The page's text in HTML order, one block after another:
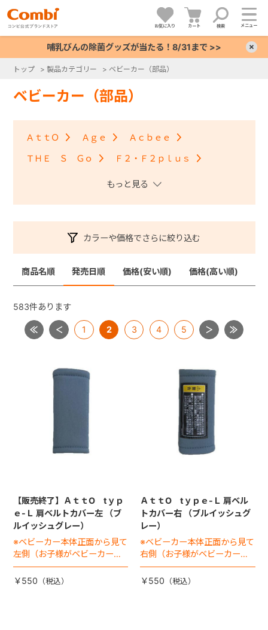
お気に入り カート 検索 メニュー
哺乳びんの除菌グッズが当たる！8/31まで >>
トップ > 製品カテゴリー > ベビーカー（部品）
ベビーカー（部品）
ＡｔｔＯ Ａｇｅ Ａｃｂｅｅ
ＴＨＥ Ｓ Ｇｏ Ｆ２・Ｆ２ｐｌｕｓ
アンブレッタ４キャス クロスゴー
スルーラー スゴカルminimo ツインスピン
メチャカルハンディ・メチャカルハンディα
メチャカーゴＩＧ メチャライト ラベリタ
ロングフィット４８
【共通部品】差し込みバックル・腰バックル・肩バック
ル
【共通部品】ショルダーストラップ
【共通部品】ダッコシート・エッグショックパッド
【共通部品】幌クリップ・リクライニングバックル・ヘ
ッドレストプレート
カラーや価格でさらに絞り込む
商品名順 発売日順 価格(安い順) 価格(高い順)
583件あります
1 2 3 4 5
【販売終了】ＡｔｔO tｙｐ
ｅ-Ｌ 肩ベルトカバー左 （ブ
ルイッシュグレー）
※ベビーカー本体正面から見て
左側（お子様がベビーカーに
座った状態で右手側となりま
す）
￥550
ＡｔｔO tｙｐｅ-Ｌ 肩ベル
トカバー右 （ブルイッシュグ
レー）
※ベビーカー本体正面から見て
右側（お子様がベビーカーに
座った状態で左手側となりま
す）
￥550